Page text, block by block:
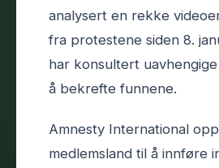
analysert en rekke
fra protestene siden 8.
har konsultert
å bekrefte funnene.
Amnesty International
medlemsland til å innføre